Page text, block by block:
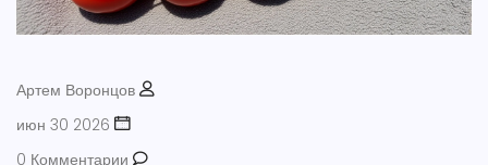
Артем Воронцов
июн 30 2026
0 Комментарии